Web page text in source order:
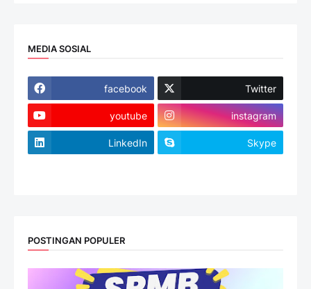
MEDIA SOSIAL
facebook Twitter
youtube instagram
LinkedIn Skype
POSTINGAN POPULER